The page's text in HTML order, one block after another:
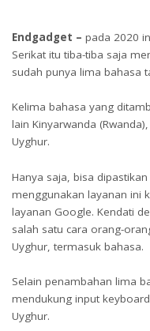
Endgadget – pada 2020
Serikat itu tiba-tiba saja
sudah punya lima bahasa
Kelima bahasa yang
lain Kinyarwanda
Uyghur.
Hanya saja, bisa
menggunakan layanan ini
layanan Google. Kendati
salah satu cara orang-
Uyghur, termasuk bahasa.
Selain penambahan lima
mendukung input
Uyghur.